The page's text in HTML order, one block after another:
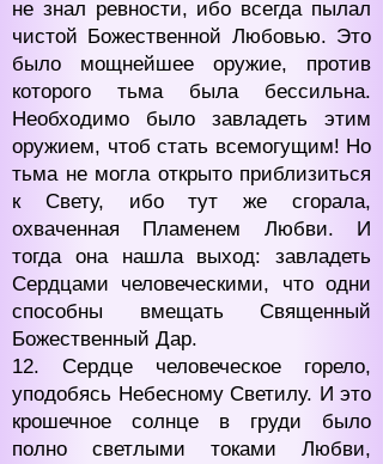
не знал ревности, ибо всегда пылал
чистой Божественной Любовью. Это
было мощнейшее оружие, против
которого тьма была бессильна.
Необходимо было завладеть этим
оружием, чтоб стать всемогущим! Но
тьма не могла открыто приблизиться
к Свету, ибо тут же сгорала,
охваченная Пламенем Любви. И
тогда она нашла выход: завладеть
Сердцами человеческими, что одни
способны вмещать Священный
Божественный Дар.
12. Сердце человеческое горело,
уподобясь Небесному Светилу. И это
крошечное солнце в груди было
полно светлыми токами Любви,